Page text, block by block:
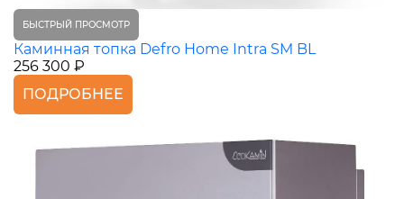
БЫСТРЫЙ ПРОСМОТР
Каминная топка Defro Home Intra SM BL
256 300 ₽
ПОДРОБНЕЕ